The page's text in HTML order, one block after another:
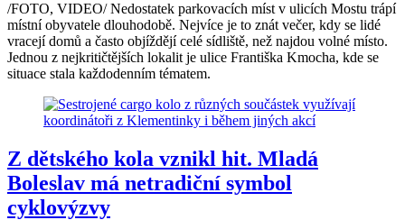
/FOTO, VIDEO/ Nedostatek parkovacích míst v ulicích Mostu trápí
místní obyvatele dlouhodobě. Nejvíce je to znát večer, kdy se lidé
vracejí domů a často objíždějí celé sídliště, než najdou volné místo.
Jednou z nejkritičtějších lokalit je ulice Františka Kmocha, kde se
situace stala každodenním tématem.
Z dětského kola vznikl hit. Mladá
Boleslav má netradiční symbol
cyklovýzvy